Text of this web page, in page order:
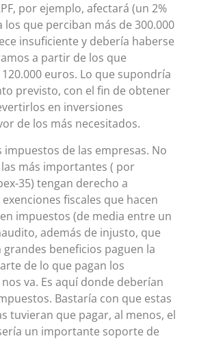
por ejemplo, afectará (un 2%
los que perciban más de 300.000
insuficiente y debería haberse
a partir de los que
euros. Lo que supondría
previsto, con el fin de obtener
en inversiones
de los más necesitados.
impuestos de las empresas. No
más importantes ( por
35) tengan derecho a
fiscales que hacen
impuestos (de media entre un
además de injusto, que
grandes beneficios paguen la
de lo que pagan los
va. Es aquí donde deberían
Bastaría con que estas
tuvieran que pagar, al menos, el
un importante soporte de